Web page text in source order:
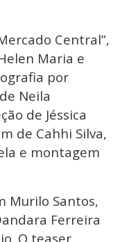
Central”,
Maria e
por
Neila
de Jéssica
de Cahhi Silva,
e montagem
Murilo Santos,
Ferreira
O teaser